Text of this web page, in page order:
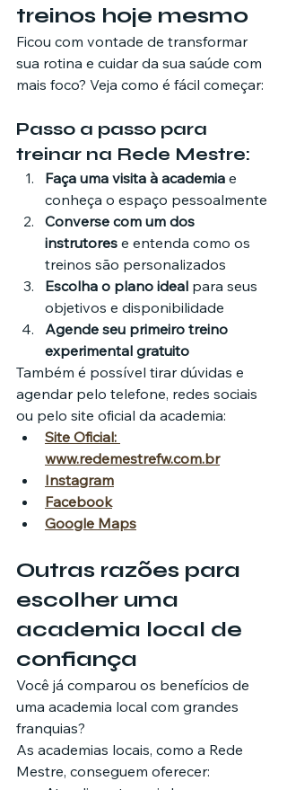
treinos hoje mesmo
Ficou com vontade de transformar
sua rotina e cuidar da sua saúde com
mais foco? Veja como é fácil começar:
Passo a passo para
treinar na Rede Mestre:
Faça uma visita à academia e
conheça o espaço pessoalmente
Converse com um dos
instrutores e entenda como os
treinos são personalizados
Escolha o plano ideal para seus
objetivos e disponibilidade
Agende seu primeiro treino
experimental gratuito
Também é possível tirar dúvidas e
agendar pelo telefone, redes sociais
ou pelo site oficial da academia:
Site Oficial:
www.redemestrefw.com.br
Instagram
Facebook
Google Maps
Outras razões para
escolher uma
academia local de
confiança
Você já comparou os benefícios de
uma academia local com grandes
franquias?
As academias locais, como a Rede
Mestre, conseguem oferecer: